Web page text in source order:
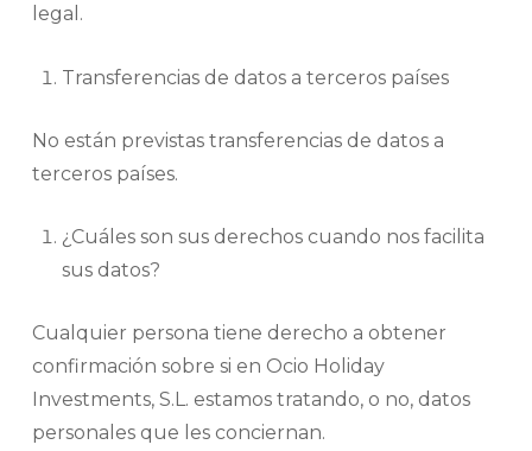
legal.
Transferencias de datos a terceros países
No están previstas transferencias de datos a
terceros países.
¿Cuáles son sus derechos cuando nos facilita
sus datos?
Cualquier persona tiene derecho a obtener
confirmación sobre si en Ocio Holiday
Investments, S.L. estamos tratando, o no, datos
personales que les conciernan.